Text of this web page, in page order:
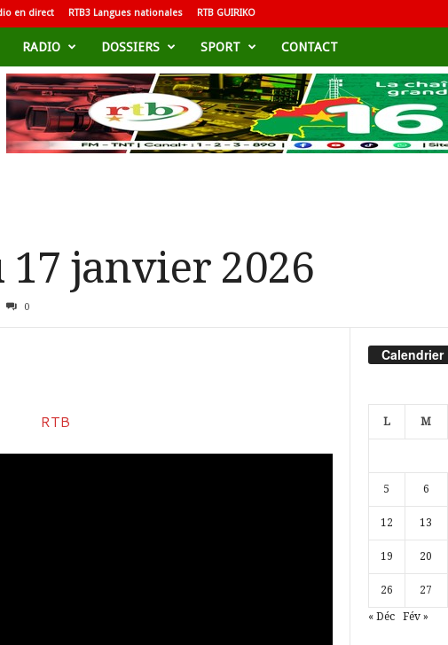
en direct RTB3 Langues nationales RTB GUIRIKO
RADIO DOSSIERS SPORT CONTACT
17 janvier 2026
0
Calendrier
L M
5 6
12 13
19 20
26 27
« Déc Fév »